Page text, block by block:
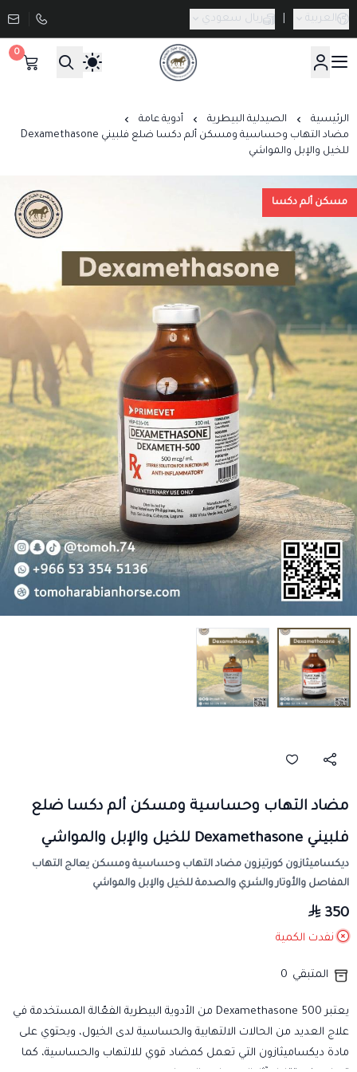
العربية ريال سعودي
صيدلية طموح الخيال البيطرية
0
الرئيسية الصيدلية البيطرية
أدوية عامة
مضاد التهاب وحساسية ومسكن ألم دكسا ضلع فلبيني Dexamethasone
للخيل والإبل والمواشي
مسكن ألم دكسا
مضاد التهاب وحساسية ومسكن ألم دكسا ضلع
فلبيني Dexamethasone للخيل والإبل والمواشي
ديكساميثازون كورتيزون مضاد التهاب وحساسية ومسكن يعالج التهاب
المفاصل والأوتار والشري والصدمة للخيل والإبل والمواشي
350
نفدت الكمية
المتبقي 0
يعتبر Dexamethasone 500 من الأدوية البيطرية الفعّالة المستخدمة في
علاج العديد من الحالات الالتهابية والحساسية لدى الخيول، ويحتوي على
مادة ديكساميثازون التي تعمل كمضاد قوي للالتهاب والحساسية، كما